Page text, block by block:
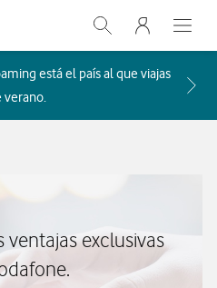
Abrir buscador.
Menu
Abre
está el país al que viajas
verano. Acceder a la FAQ Qué
exclusivas